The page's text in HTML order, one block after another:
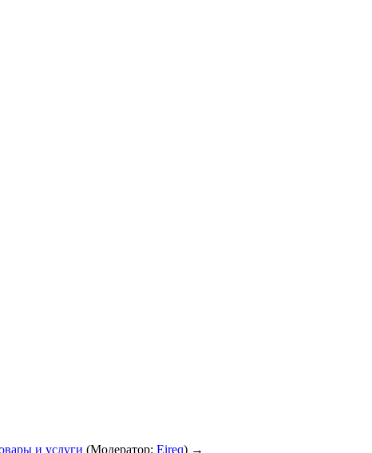
и услуги (Модератор: Eireq) →